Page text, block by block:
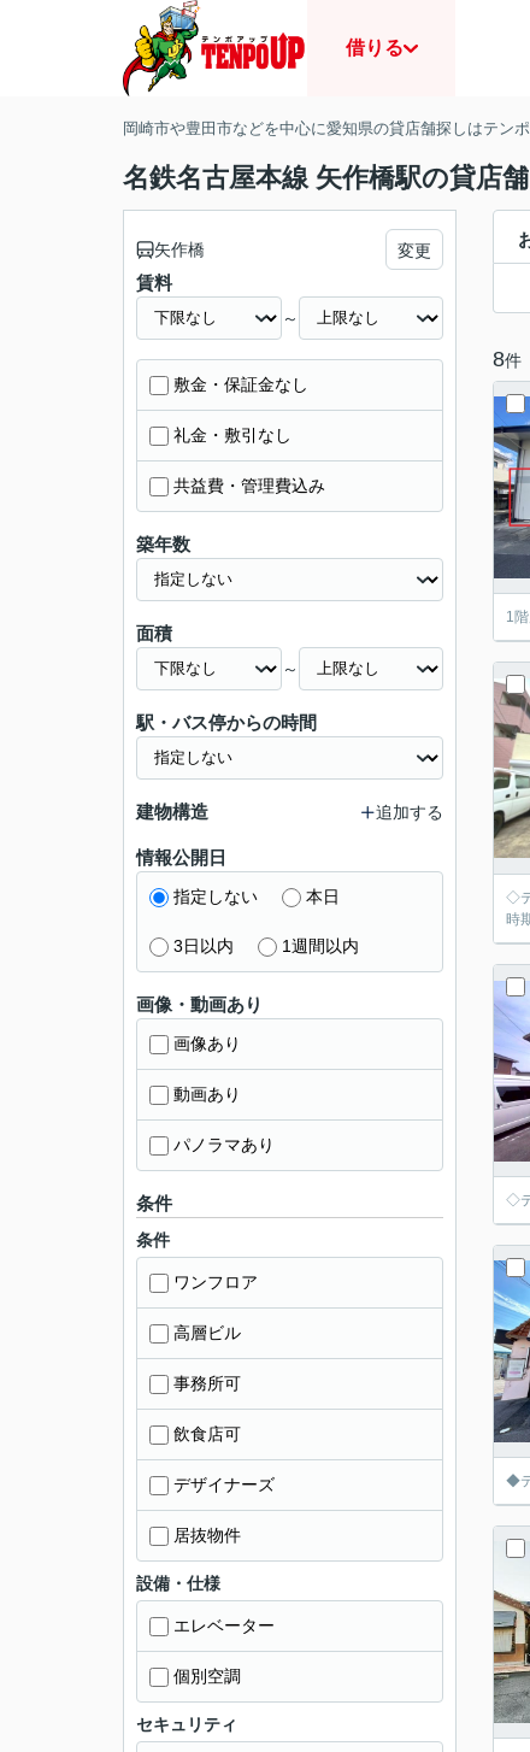
借りる
岡崎市や豊田市などを中心に愛知県の貸店舗探しはテン
名鉄名古屋本線 矢作橋駅の貸店
8件
1
◇
時
◇
◆
矢作橋 変更
賃料
～
敷金・保証金なし
礼金・敷引なし
共益費・管理費込み
築年数
面積
～
駅・バス停からの時間
建物構造 追加する
情報公開日
指定しない 本日
3日以内 1週間以内
画像・動画あり
画像あり
動画あり
パノラマあり
条件
条件
ワンフロア
高層ビル
事務所可
飲食店可
デザイナーズ
居抜物件
設備・仕様
エレベーター
個別空調
セキュリティ